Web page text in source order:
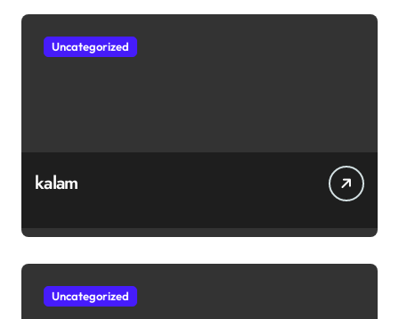
Uncategorized
kalam
Uncategorized